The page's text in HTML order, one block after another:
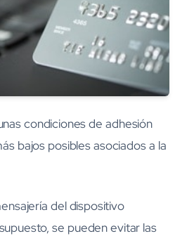
condiciones de adhesión
bajos posibles asociados a la
del dispositivo
se pueden evitar las